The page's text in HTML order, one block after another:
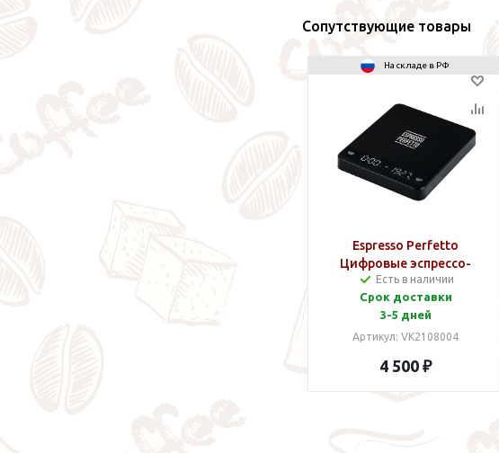
Сопутствующие товары
На складе в РФ
Espresso Perfetto
Цифровые эспрессо-
весы
Есть в наличии
Срок доставки
3-5 дней
Артикул: VK2108004
4 500 ₽